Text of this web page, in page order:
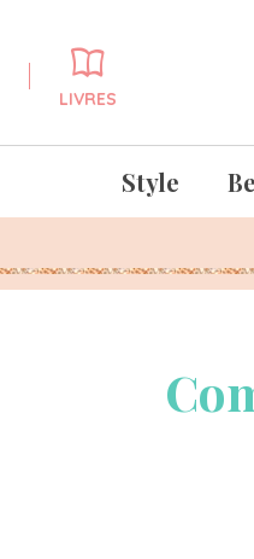
LIVRES
Style